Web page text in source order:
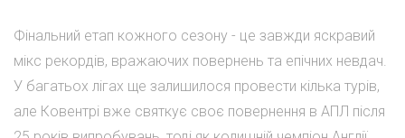
Фінальний етап кожного сезону - це завжди яскравий
мікс рекордів, вражаючих повернень та епічних невдач.
У багатьох лігах ще залишилося провести кілька турів,
але Ковентрі вже святкує своє повернення в АПЛ після